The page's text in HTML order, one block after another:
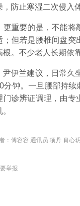
，防止寒湿二次侵入体
要的是，不能将敲
；但若是腰椎间盘突
根。不少老人长期依
兰建议，日常久坐
分钟。一旦腰部持
门诊辨证调理，由专
者：傅容容 通讯员 项丹 肖心
举报